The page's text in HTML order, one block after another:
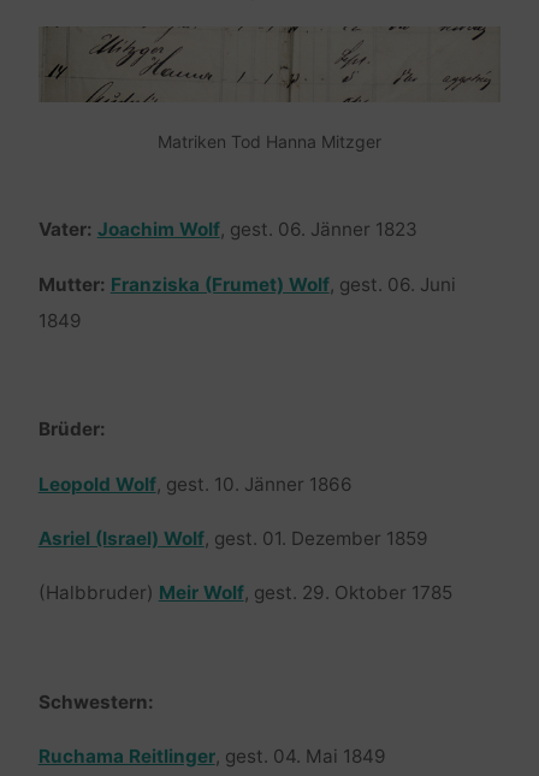
Matriken Tod Hanna Mitzger
Vater: Joachim Wolf, gest. 06. Jänner 1823
Mutter: Franziska (Frumet) Wolf, gest. 06. Juni
1849
Brüder:
Leopold Wolf, gest. 10. Jänner 1866
Asriel (Israel) Wolf, gest. 01. Dezember 1859
(Halbbruder) Meir Wolf, gest. 29. Oktober 1785
Schwestern:
Ruchama Reitlinger, gest. 04. Mai 1849